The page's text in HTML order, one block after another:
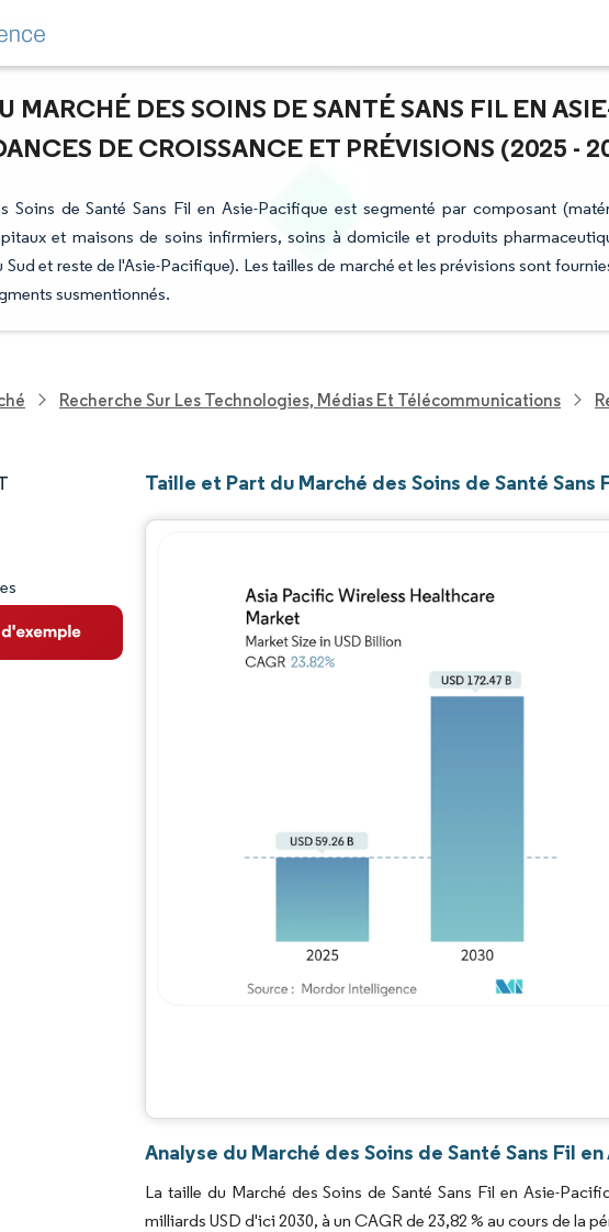
MARCHÉ DES SOINS DE SANTÉ SANS FIL EN
DE CROISSANCE ET PRÉVISIONS (2025 -
Soins de Santé Sans Fil en Asie-Pacifique est segmenté par composant
et maisons de soins infirmiers, soins à domicile et produits
et reste de l'Asie-Pacifique). Les tailles de marché et les prévisions sont
susmentionnés.
Recherche Sur Les Technologies, Médias Et Télécommunications
Taille et Part du Marché des Soins de Santé Sans
Analyse du Marché des Soins de Santé Sans Fil
La taille du Marché des Soins de Santé Sans Fil en Asie-
milliards USD d'ici 2030, à un CAGR de 23,82 % au cours de la